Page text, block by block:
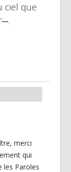
ciel que
merci
qui
les Paroles